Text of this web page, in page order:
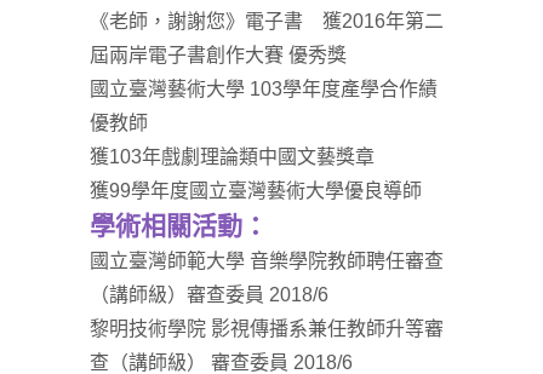
《老師，謝謝您》電子書 獲2016年第二
屆兩岸電子書創作大賽 優秀獎
國立臺灣藝術大學 103學年度產學合作績
優教師
獲103年戲劇理論類中國文藝獎章
獲99學年度國立臺灣藝術大學優良導師
學術相關活動：
國立臺灣師範大學 音樂學院教師聘任審查
（講師級）審查委員 2018/6
黎明技術學院 影視傳播系兼任教師升等審
查（講師級） 審查委員 2018/6